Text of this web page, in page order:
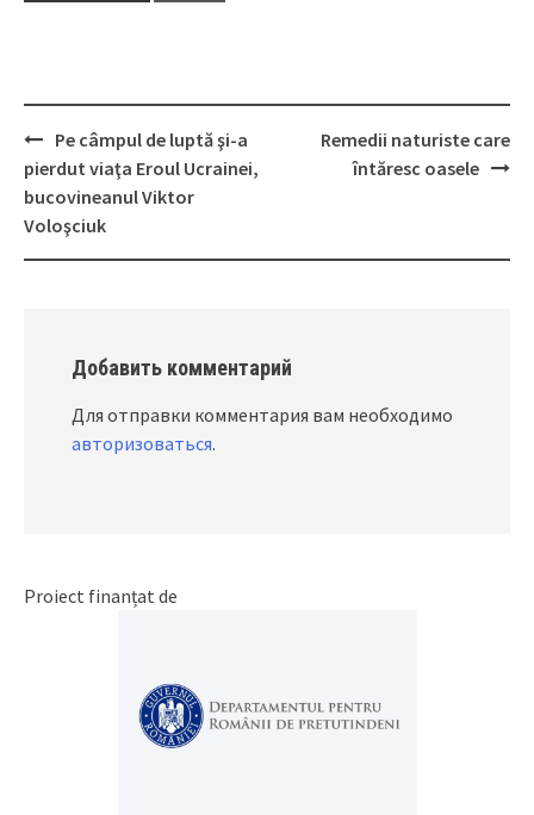
Post
navigation
Pe câmpul de luptă şi-a
pierdut viaţa Eroul Ucrainei,
bucovineanul Viktor
Voloşciuk
Remedii naturiste care
întăresc oasele
Добавить комментарий
Для отправки комментария вам необходимо
авторизоваться.
Proiect finanțat de